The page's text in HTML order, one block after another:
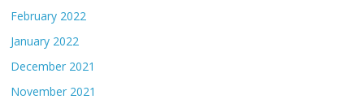
February 2022
January 2022
December 2021
November 2021